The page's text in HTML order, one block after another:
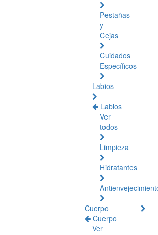
Pestañas
y
Cejas
Cuidados
Específicos
Labios
Labios
Ver
todos
Limpieza
Hidratantes
Cuerpo
Cuerpo
Ver